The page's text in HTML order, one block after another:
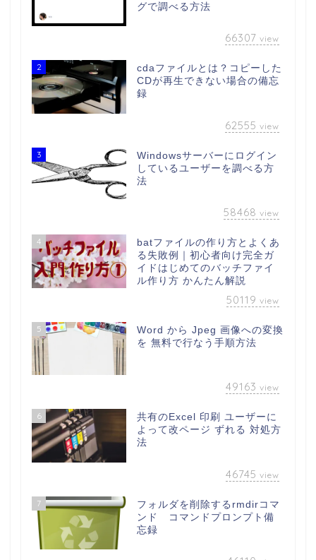
グで調べる方法
66307 view
2
cdaファイルとは？コピーした
CDが再生できない場合の備忘
録
62555 view
3
Windowsサーバーにログイン
しているユーザーを調べる方
法
58468 view
4
batファイルの作り方とよくあ
る失敗例｜初心者向け完全ガ
イドはじめてのバッチファイ
ル作り方 かんたん解説
50119 view
5
Word から Jpeg 画像への変換
を 無料で行なう手順方法
49163 view
6
共有のExcel 印刷 ユーザーに
よって改ページ ずれる 対処方
法
46745 view
7
フォルダを削除するrmdirコマ
ンド コマンドプロンプト備
忘録